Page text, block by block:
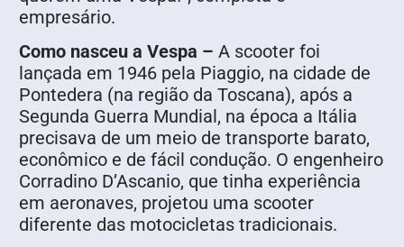
empresário.
Como nasceu a Vespa – A scooter foi
lançada em 1946 pela Piaggio, na cidade de
Pontedera (na região da Toscana), após a
Segunda Guerra Mundial, na época a Itália
precisava de um meio de transporte barato,
econômico e de fácil condução. O engenheiro
Corradino D’Ascanio, que tinha experiência
em aeronaves, projetou uma scooter
diferente das motocicletas tradicionais.